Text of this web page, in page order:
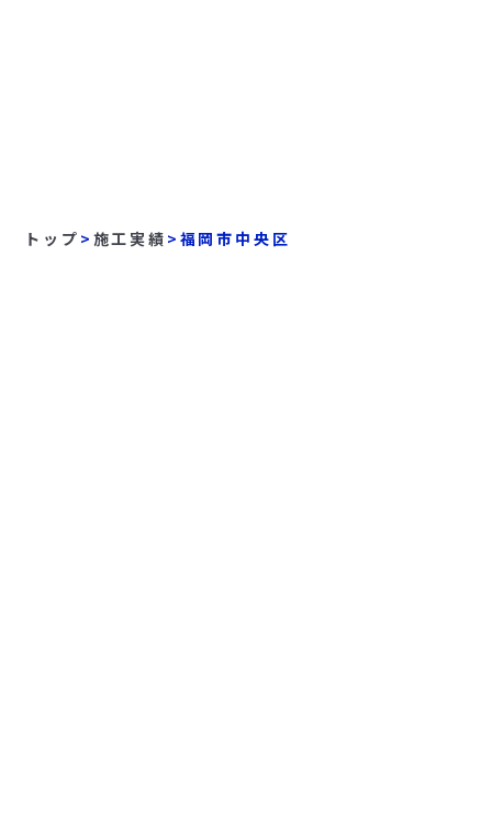
トップ > 施工実績 > 福岡市中央区